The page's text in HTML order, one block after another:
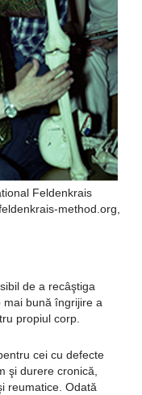
Feldenkrais
method.org,
de a recâştiga
mai bună îngrijire a
propiul corp.
cei cu defecte
şi durere cronică,
reumatice. Odată